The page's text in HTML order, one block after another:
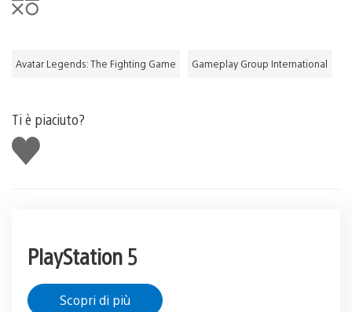
Avatar Legends: The Fighting Game Gameplay Group International
Ti è piaciuto?
Mi
piace
PlayStation 5
Scopri di più